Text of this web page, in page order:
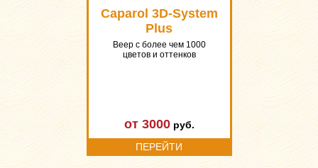
Caparol 3D-System
Plus
Веер с более чем 1000
цветов и оттенков
от 3000руб.
ПЕРЕЙТИ